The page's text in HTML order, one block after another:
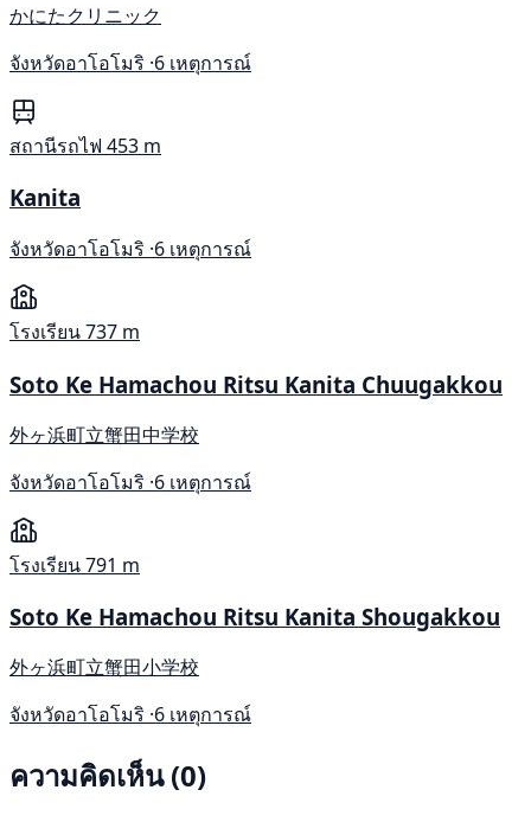
かにたクリニック
จังหวัดอาโอโมริ ·6 เหตุการณ์
สถานีรถไฟ 453 m
Kanita
จังหวัดอาโอโมริ ·6 เหตุการณ์
โรงเรียน737 m
Soto Ke Hamachou Ritsu Kanita Chuugakkou
外ヶ浜町立蟹田中学校
จังหวัดอาโอโมริ ·6 เหตุการณ์
โรงเรียน791 m
Soto Ke Hamachou Ritsu Kanita Shougakkou
外ヶ浜町立蟹田小学校
จังหวัดอาโอโมริ ·6 เหตุการณ์
ความคิดเห็น (0)